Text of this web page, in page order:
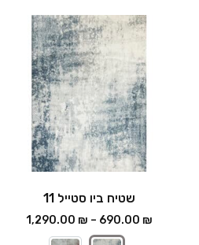
שטיח ביו סטייל 11
690.00 ₪
–
1,290.00 ₪